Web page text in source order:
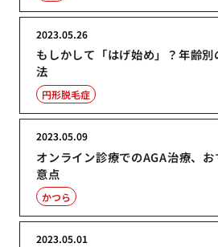
もしかして「はげ始め」？年齢
法
2023.05.26
円形脱毛症
オンライン診療でのAGA治療、
意点
2023.05.09
かつら
2023.05.01